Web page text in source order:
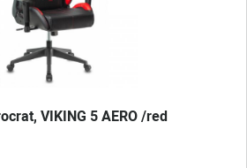
VIKING 5 AERO /red